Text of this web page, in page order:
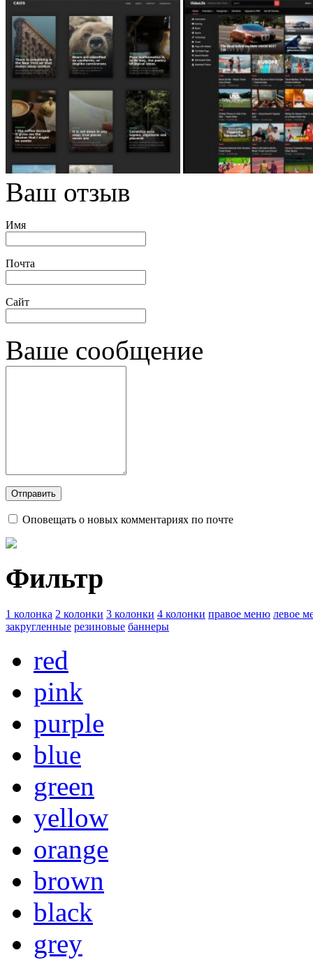
Ваш отзыв
Имя
Почта
Сайт
Ваше сообщение
Оповещать о новых комментариях по почте
Фильтр
1 колонка 2 колонки 3 колонки 4 колонки правое меню левое
закругленные резиновые баннеры
red
pink
purple
blue
green
yellow
orange
brown
black
grey